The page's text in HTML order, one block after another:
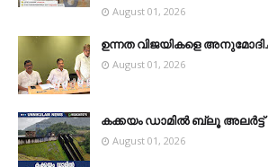
August 01, 2026
ഉന്നത വിജയികളെ
August 01, 2026
കക്കയം ഡാമിൽ ബ്ലൂ അലർട്ട്
August 01, 2026